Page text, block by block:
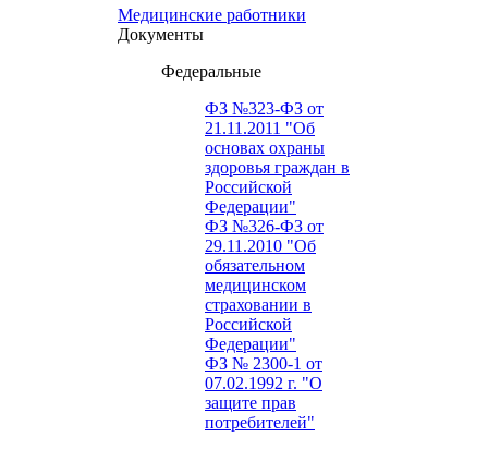
Медицинские работники
Документы
Федеральные
ФЗ №323-ФЗ от
21.11.2011 "Об
основах охраны
здоровья граждан в
Российской
Федерации"
ФЗ №326-ФЗ от
29.11.2010 "Об
обязательном
медицинском
страховании в
Российской
Федерации"
ФЗ № 2300-1 от
07.02.1992 г. "О
защите прав
потребителей"